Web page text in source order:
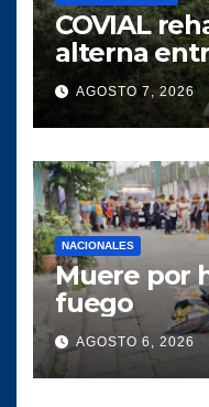
COVIAL
alterna
Quiché
circulación
AGOSTO 7, 2026
NACIONALES
Muere por
fuego
AGOSTO 6, 2026